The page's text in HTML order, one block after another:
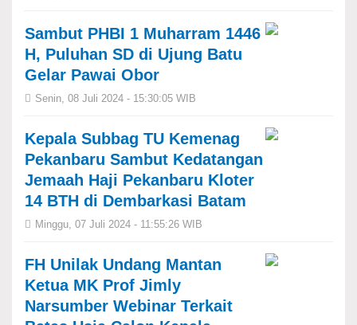
Sambut PHBI 1 Muharram 1446
H, Puluhan SD di Ujung Batu
Gelar Pawai Obor
Senin, 08 Juli 2024 - 15:30:05 WIB
Kepala Subbag TU Kemenag
Pekanbaru Sambut Kedatangan
Jemaah Haji Pekanbaru Kloter
14 BTH di Dembarkasi Batam
Minggu, 07 Juli 2024 - 11:55:26 WIB
FH Unilak Undang Mantan
Ketua MK Prof Jimly
Narsumber Webinar Terkait